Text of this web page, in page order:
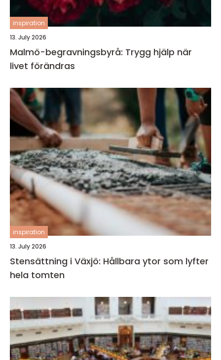
inspiration
13. July 2026
Malmö-begravningsbyrå: Trygg hjälp när
livet förändras
inspiration
13. July 2026
Stensättning i Växjö: Hållbara ytor som lyfter
hela tomten